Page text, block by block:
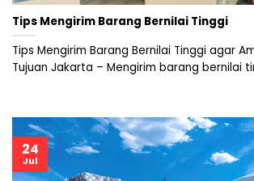
Tips Mengirim Barang Bernilai Tinggi
Tips Mengirim Barang Bernilai Tinggi agar
Tujuan Jakarta – Mengirim barang bernilai
24
Jul